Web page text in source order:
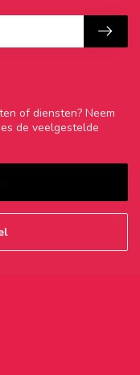
of diensten? Neem
de veelgestelde